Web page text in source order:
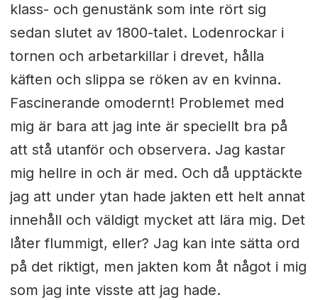
klass- och genustänk som inte rört sig
sedan slutet av 1800-talet. Lodenrockar i
tornen och arbetarkillar i drevet, hålla
käften och slippa se röken av en kvinna.
Fascinerande omodernt! Problemet med
mig är bara att jag inte är speciellt bra på
att stå utanför och observera. Jag kastar
mig hellre in och är med. Och då upptäckte
jag att under ytan hade jakten ett helt annat
innehåll och väldigt mycket att lära mig. Det
låter flummigt, eller? Jag kan inte sätta ord
på det riktigt, men jakten kom åt något i mig
som jag inte visste att jag hade.